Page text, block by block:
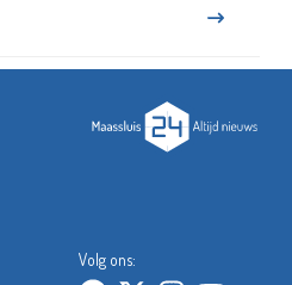
Volg ons: